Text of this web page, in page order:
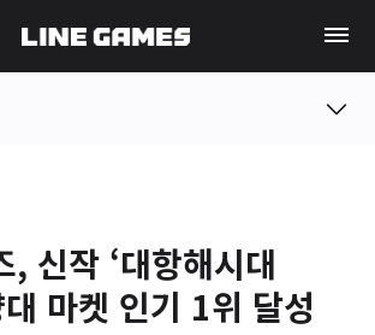
, 신작 ‘대항해시대
마켓 인기 1위 달성